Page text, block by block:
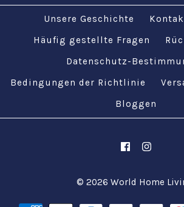
£44.99
Ottoman
Greek Bronze
Tea Coffee
Cups Tray
Unsere Geschichte
Häufig gestellte Fragen
Datenschutz-
Bedingungen der Richtlinie
Bloggen
© 2026 World Home